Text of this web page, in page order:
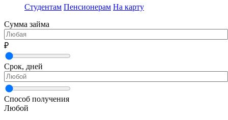
Студентам Пенсионерам На карту
Сумма займа
₽
Срок, дней
Способ получения
Любой